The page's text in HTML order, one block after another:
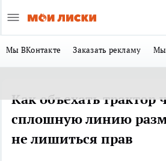
Мы ВКонтакте Заказать рекламу Мы
Как объехать трактор
сплошную линию
не лишиться прав